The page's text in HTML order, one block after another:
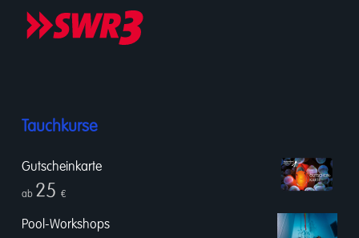
Tauchkurse
Gutscheinkarte
ab 25 €
Pool-Workshops